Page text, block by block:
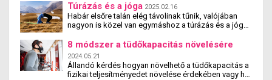
Túrázás és a jóga 2025.02.16
Habár elsőre talán elég távolinak tűnik, valójában
nagyon is közel van egymáshoz a túrázás és a jóga.
túrázás együtt nemcsak fizikai, hanem mentális
jóllétet is teremt.
8 módszer a tüdőkapacitás növelésére
2024.05.21
Állandó kérdés hogyan növelhető a tüdőkapacitás a
fizikai teljesítményedet növelése érdekében vagy ha